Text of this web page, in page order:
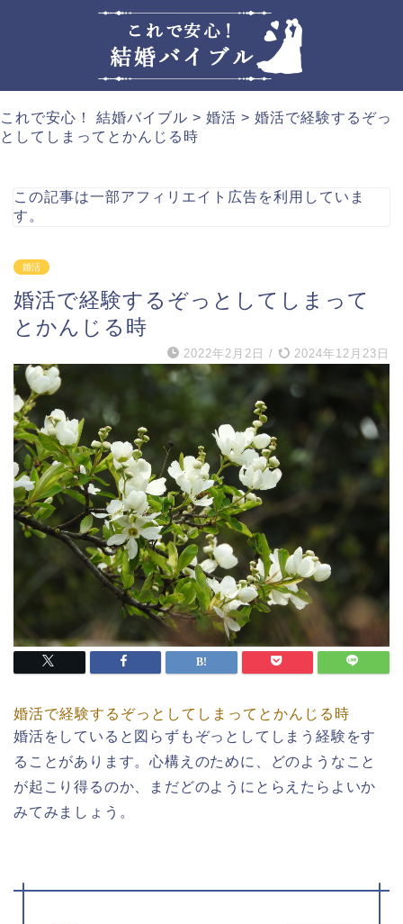
これで安心！ 結婚バイブル > 婚活 > 婚活で経験するぞっ
としてしまってとかんじる時
この記事は一部アフィリエイト広告を利用していま
す。
婚活
婚活で経験するぞっとしてしまって
とかんじる時
2022年2月2日 / 2024年12月23日
婚活で経験するぞっとしてしまってとかんじる時
婚活をしていると図らずもぞっとしてしまう経験をす
ることがあります。心構えのために、どのようなこと
が起こり得るのか、まだどのようにとらえたらよいか
みてみましょう。